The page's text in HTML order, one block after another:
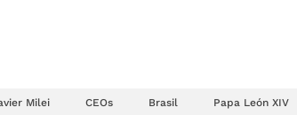
Milei CEOs Brasil Papa León XIV